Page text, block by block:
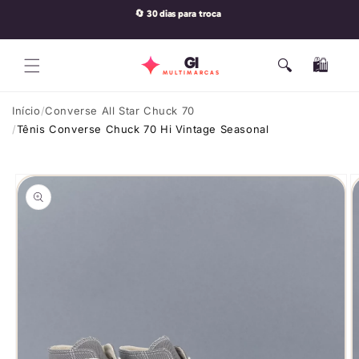
🔄 30 dias para troca
GI
MULTIMARCAS 🔍 🛍️
Carrinho
Início Converse All Star Chuck 70
Tênis Converse Chuck 70 Hi Vintage Seasonal
as
informações
do produto